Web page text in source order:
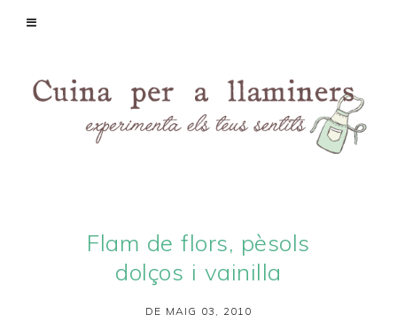
Flam de flors, pèsols
dolços i vainilla
DE MAIG 03, 2010